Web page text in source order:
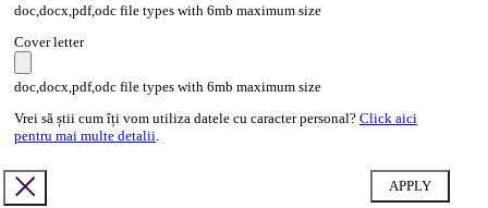
doc,docx,pdf,odc file types with 6mb maximum size
Cover letter
doc,docx,pdf,odc file types with 6mb maximum size
Vrei să știi cum îți vom utiliza datele cu caracter personal? Click aici
pentru mai multe detalii